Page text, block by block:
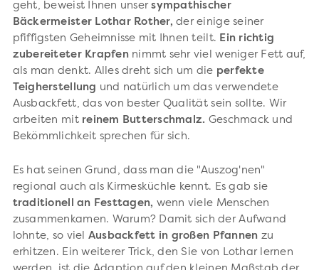
geht, beweist Ihnen unsersympathischer
Bäckermeister Lothar Rother, der einige seiner
pfiffigsten Geheimnisse mit Ihnen teilt. Ein richtig
zubereiteter Krapfennimmt sehr viel weniger Fett auf,
als man denkt. Alles dreht sich um die perfekte
Teigherstellung und natürlich um das verwendete
Ausbackfett, das von bester Qualität sein sollte. Wir
arbeiten mit reinem Butterschmalz. Geschmack und
Bekömmlichkeit sprechen für sich.
Es hat seinen Grund, dass man die "Auszog'nen"
regional auch als Kirmesküchle kennt. Es gab sie
traditionell an Festtagen, wenn viele Menschen
zusammenkamen. Warum? Damit sich der Aufwand
lohnte, so viel Ausbackfett in großen Pfannen zu
erhitzen. Ein weiterer Trick, den Sie von Lothar lernen